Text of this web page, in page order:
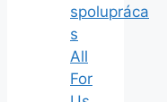
spolupráca
s
All
For